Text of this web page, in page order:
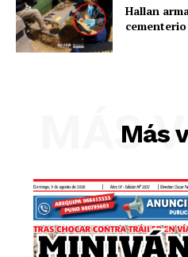
Diario los
Hallan
Más
MÁS